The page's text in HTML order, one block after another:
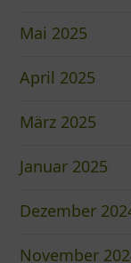
Mai 2025
April 2025
März 2025
Januar 2025
Dezember
November